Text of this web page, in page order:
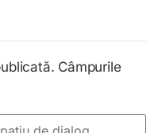
Câmpurile